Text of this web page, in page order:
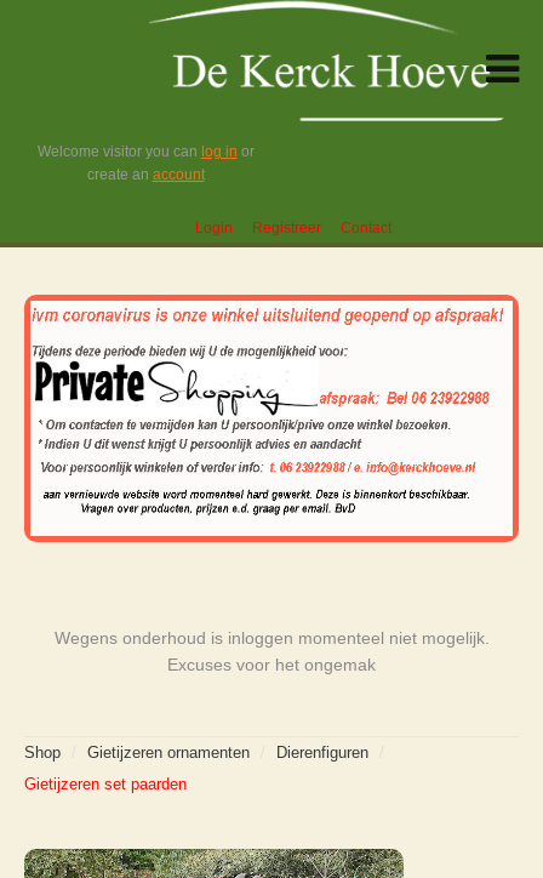
Welcome visitor you can log in or
create an account
Login Registreer Contact
Wegens onderhoud is inloggen momenteel niet mogelijk.
Excuses voor het ongemak
Shop Gietijzeren ornamenten Dierenfiguren
Gietijzeren set paarden